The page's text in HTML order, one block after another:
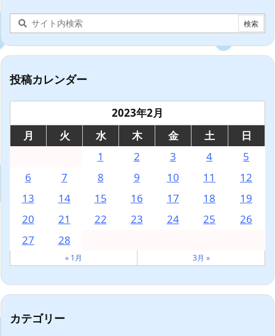
投稿カレンダー
2023年2月
月
火 水 木 金 土
日
1
2 3 4
5
6
7 8 9 10 11
12
13
14 15 16 17 18
19
20
21 22 23 24 25
26
27
28
« 1月 3月 »
カテゴリー